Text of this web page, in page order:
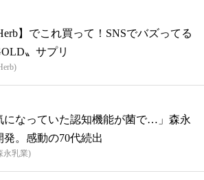
】でこれ買って！SNSでバズってる
〟サプリ
になっていた認知機能が菌で…」森永
発。感動の70代続出
永乳業)